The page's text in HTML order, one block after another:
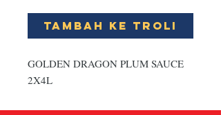
Tambah ke Troli
GOLDEN DRAGON PLUM SAUCE
2X4L